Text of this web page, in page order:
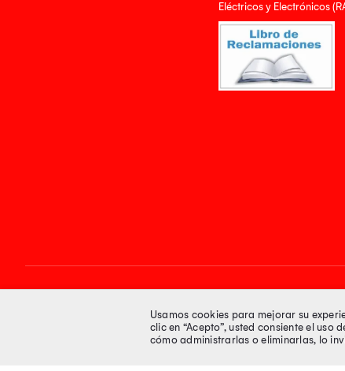
Eléctricos y Electrónicos
Síguenos enUsamos cookies para mejorar su
clic en “Acepto”, usted consiente el
cómo administrarlas o eliminarlas, lo